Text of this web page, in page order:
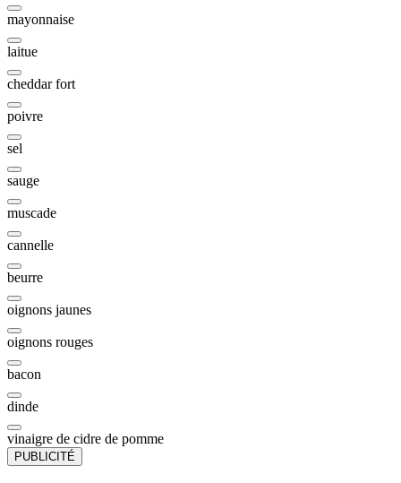
mayonnaise
laitue
cheddar fort
poivre
sel
sauge
muscade
cannelle
beurre
oignons jaunes
oignons rouges
bacon
dinde
vinaigre de cidre de pomme
PUBLICITÉ